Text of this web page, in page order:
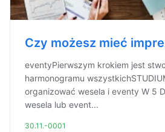
Czy możesz mieć
eventyPierwszym krokiem jest
harmonogramu
organizować wesela i eventy W 5
wesela lub event...
30.11.-0001